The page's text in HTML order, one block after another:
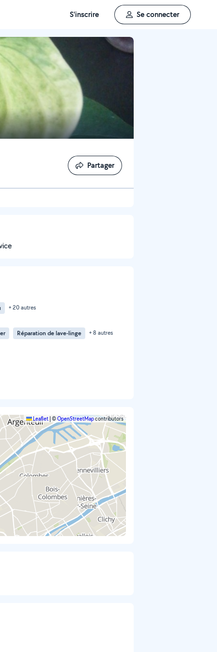
S'inscrire Se connecter
Partager
Partager
+ 20 autres
Réparation de lave-linge + 8 autres
Leaflet ©OpenStreetMapcontributors